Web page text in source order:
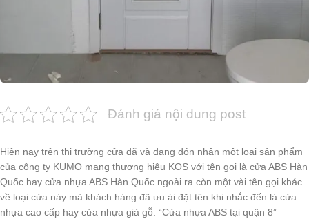
Đánh giá nội dung post
Hiện nay trên thị trường cửa đã và đang đón nhận một loại sản phẩm
của công ty KUMO mang thương hiệu KOS với tên gọi là cửa ABS Hàn
Quốc hay cửa nhựa ABS Hàn Quốc ngoài ra còn một vài tên gọi khác
về loại cửa này mà khách hàng đã ưu ái đặt tên khi nhắc đến là cửa
nhựa cao cấp hay cửa nhựa giả gỗ. “Cửa nhựa ABS tại quận 8”